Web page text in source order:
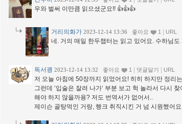
우와 벌써 이만큼 읽으셨군요!! 👍👍👍
거리의화가 2023-12-14 13:36 좋아요 1 URL
네. 거의 매일 한두챕터는 읽고 있어요. 수하님
독서괭 2023-12-14 13:32 좋아요 1 댓글달기 URL
저 오늘 아침에 50장까지 읽었어요! 히히 하지만 정리
그런데 ‘입술은 잘려 나가‘ 부분 보고 헉 놀라서 다시
해야 하지 않을까용? 저도 번역서가 없어서..
제이슨 골탕먹인 거랑, 행크 취직시킨 거 넘 시원했어